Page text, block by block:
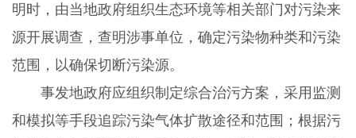
明时，由当地政府组织生态环境等相关部门对污染来
源开展调查，查明涉事单位，确定污染物种类和污染
范围，以确保切断污染源。
事发地政府应组织制定综合治污方案，采用监测
和模拟等手段追踪污染气体扩散途径和范围；根据污